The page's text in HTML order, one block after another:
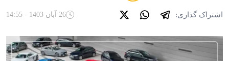
اشتراک گذاری: 26 آبان 1403 - 14:55